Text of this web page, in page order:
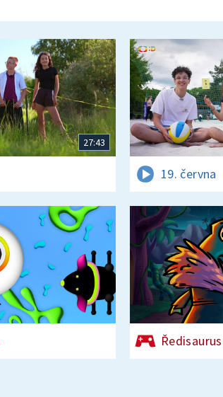
27:43
19. června